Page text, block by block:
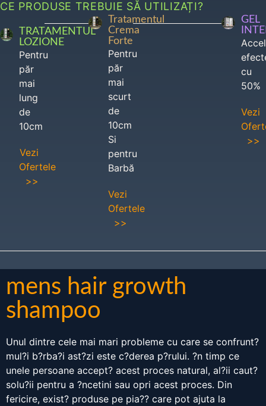
CE PRODUSE TREBUIE SĂ UTILIZAȚI?
TRATAMENTUL
LOZIONE
Pentru
păr
mai
lung
de
10cm
Vezi
Ofertele
>>
Tratamentul
Crema
Forte
Pentru
păr
mai
scurt
de
10cm
Si
pentru
Barbă
Vezi
Ofertele
>>
GEL
cu
50%
Vezi
>>
mens hair growth
shampoo
Unul dintre cele mai mari probleme cu care se confrunt?
mul?i b?rba?i ast?zi este c?derea p?rului. ?n timp ce
unele persoane accept? acest proces natural, al?ii caut?
solu?ii pentru a ?ncetini sau opri acest proces. Din
fericire, exist? produse pe pia?? care pot ajuta la